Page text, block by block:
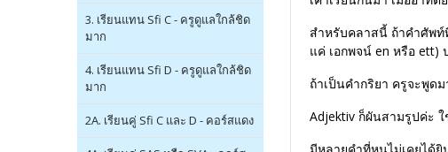
3. เรียนแทน Sfi C - ครูดูแลใกล้ชิด
มาก
4. เรียนแทน Sfi D - ครูดูแลใกล้ชิด
มาก
2A. เรียนคู่ Sfi C และ D - คอร์สแดง
สำหรับคลาสนี้ ถ้าคำศัพท์
แค่ เอกพจน์ en หรือ ett)
ถ้าเป็นคำกริยา ครูจะพูด
Adjektiv ก็ผันสามรูปค่ะ
มีหลายคำที่หนูไม่เคยได้ยิ